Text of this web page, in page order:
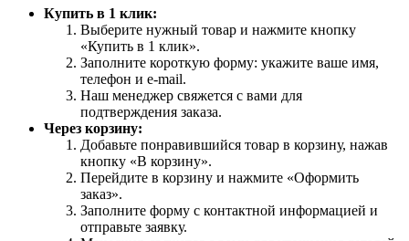
Купить в 1 клик:
Выберите нужный товар и нажмите кнопку
«Купить в 1 клик».
Заполните короткую форму: укажите ваше имя,
телефон и e-mail.
Наш менеджер свяжется с вами для
подтверждения заказа.
Через корзину:
Добавьте понравившийся товар в корзину, нажав
кнопку «В корзину».
Перейдите в корзину и нажмите «Оформить
заказ».
Заполните форму с контактной информацией и
отправьте заявку.